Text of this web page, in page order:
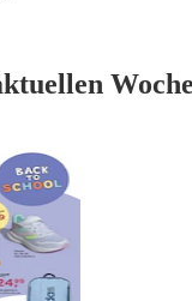
Woche